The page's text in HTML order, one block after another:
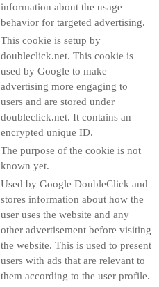
information about the usage
behavior for targeted advertising.
This cookie is setup by
doubleclick.net. This cookie is
used by Google to make
advertising more engaging to
users and are stored under
doubleclick.net. It contains an
encrypted unique ID.
The purpose of the cookie is not
known yet.
Used by Google DoubleClick and
stores information about how the
user uses the website and any
other advertisement before visiting
the website. This is used to present
users with ads that are relevant to
them according to the user profile.